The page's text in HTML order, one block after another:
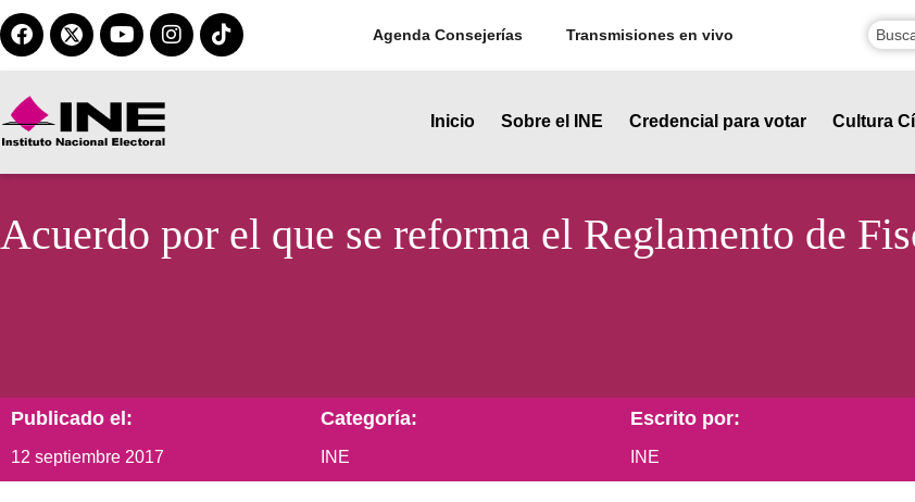
Agenda Consejerías Transmisiones en vivo
Inicio Sobre el INE Credencial para votar Cultura
Acuerdo por el que se reforma el Reglamento de
Publicado el:
12 septiembre 2017
Categoría:
INE
Escrito por:
INE